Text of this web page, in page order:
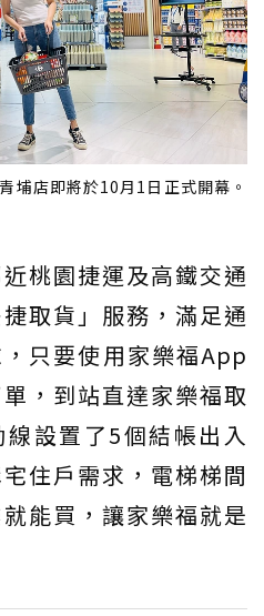
埔店即將於10月1日正式開幕。
桃園捷運及高鐵交通
取貨」服務，滿足通
只要使用家樂福App
，到站直達家樂福取
設置了5個結帳出入
住戶需求，電梯梯間
能買，讓家樂福就是